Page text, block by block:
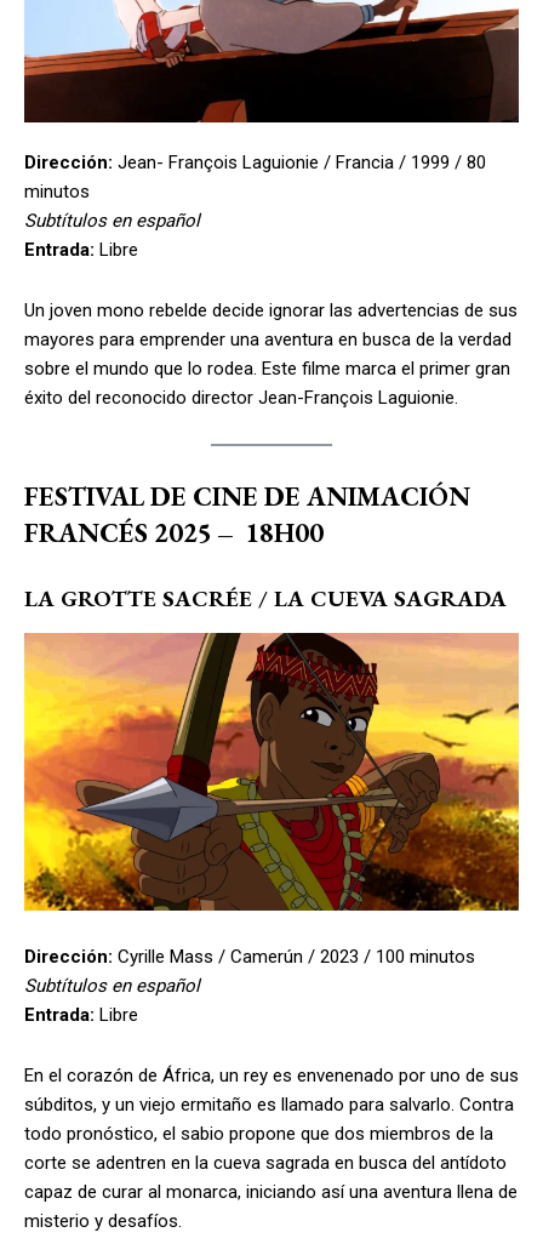
Dirección: Jean- François Laguionie / Francia / 1999 / 80
minutos
Subtítulos en español
Entrada: Libre
Un joven mono rebelde decide ignorar las advertencias de sus
mayores para emprender una aventura en busca de la verdad
sobre el mundo que lo rodea. Este filme marca el primer gran
éxito del reconocido director Jean-François Laguionie.
FESTIVAL DE CINE DE ANIMACIÓN
FRANCÉS 2025 – 18H00
LA GROTTE SACRÉE / LA CUEVA SAGRADA
Dirección: Cyrille Mass / Camerún / 2023 / 100 minutos
Subtítulos en español
Entrada: Libre
En el corazón de África, un rey es envenenado por uno de sus
súbditos, y un viejo ermitaño es llamado para salvarlo. Contra
todo pronóstico, el sabio propone que dos miembros de la
corte se adentren en la cueva sagrada en busca del antídoto
capaz de curar al monarca, iniciando así una aventura llena de
misterio y desafíos.